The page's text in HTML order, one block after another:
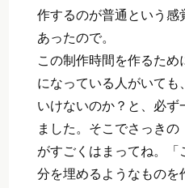
作するのが普通という感
あったので。
この制作時間を作るた
になっている人がいて
いけないのか？と、必ず
ました。そこでさっき
がすごくはまってね。「
分を埋めるようなものを